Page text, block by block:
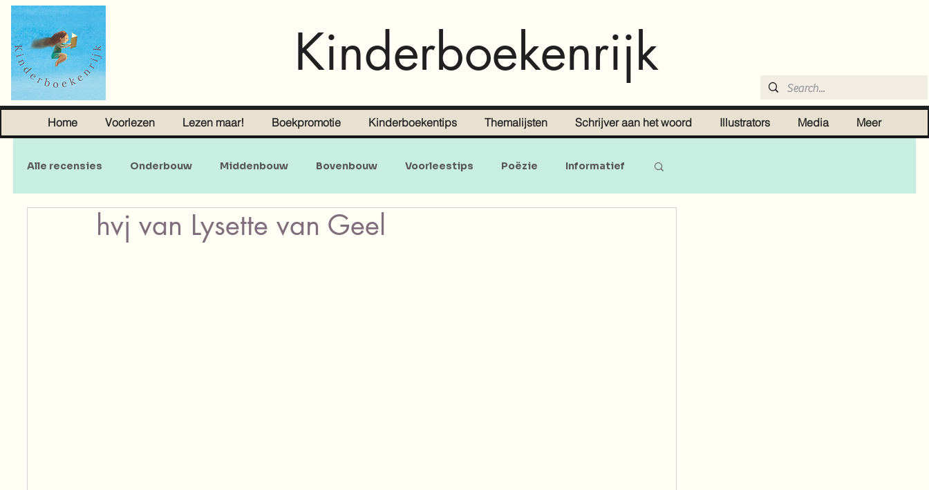
Kinderboekenrijk
Home Voorlezen Lezen maar! Boekpromotie Kinderboekentips Themalijsten Schrijver aan het woord Illustrators Media Meer
Alle recensies Onderbouw Middenbouw Bovenbouw Voorleestips Poëzie Informatief
Sprookjes Young Adult Volwassenen Doe-en zoekboeken
hvj van Lysette van Geel